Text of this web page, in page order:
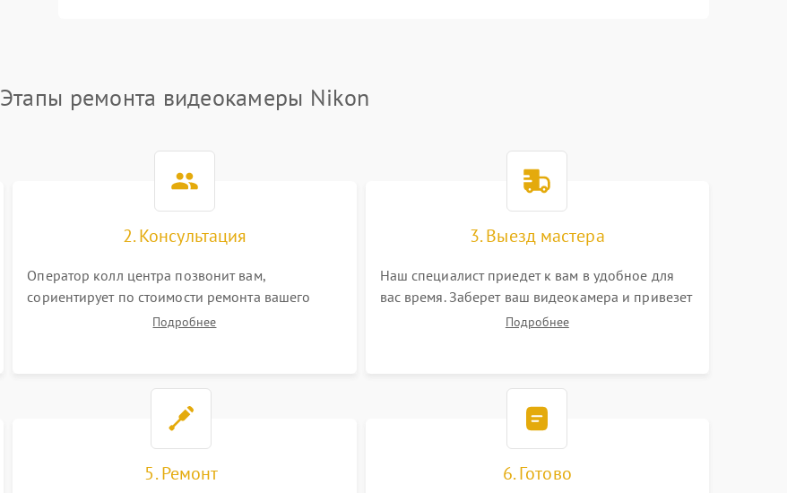
Этапы ремонта видеокамеры Nikon
2. Консультация
Оператор колл центра позвонит вам,
сориентирует по стоимости ремонта вашего
видеокамеры а также ответит на все ваши
Подробнее
3. Выезд мастера
Наш специалист приедет к вам в удобное для
вас время. Заберет ваш видеокамера и привезет
на склад для диагностики.
Подробнее
5. Ремонт 6. Готово